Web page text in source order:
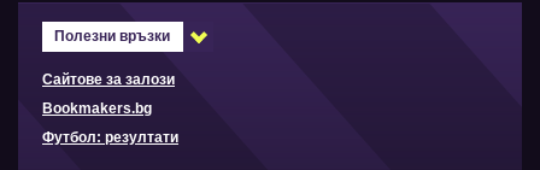
Полезни връзки
Сайтове за залози
Bookmakers.bg
Футбол: резултати